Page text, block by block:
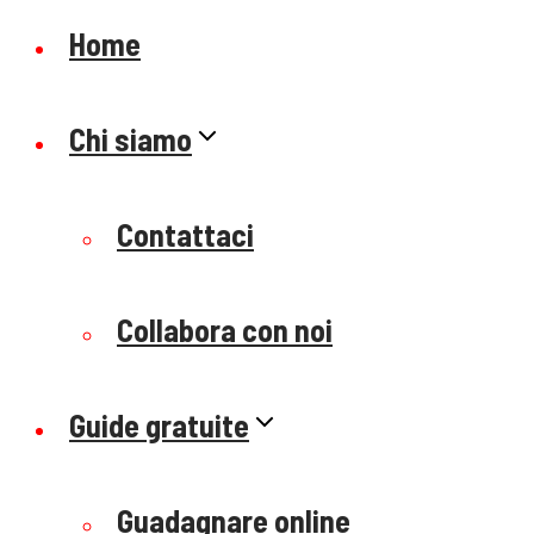
Home
Chi siamo
Contattaci
Collabora con noi
Guide gratuite
Guadagnare online